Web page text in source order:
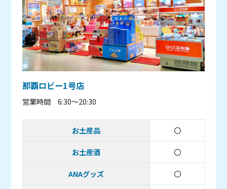
那覇ロビー1号店
営業時間 6:30～20:30
お土産品 〇
取り扱いあり
お土産酒
〇
取り扱いあり
ANAグッズ
〇
取り扱いあり